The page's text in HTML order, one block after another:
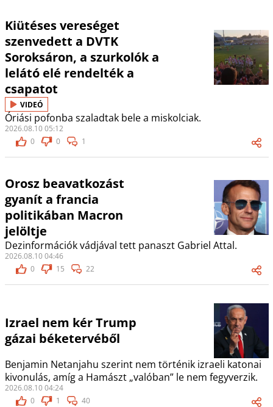
Kiütéses vereséget
szenvedett a DVTK
Soroksáron, a szurkolók a
lelátó elé rendelték a
csapatot
VIDEÓ
Óriási pofonba szaladtak bele a miskolciak.
2026.08.10 05:12
0
0 1
Orosz beavatkozást
gyanít a francia
politikában Macron
jelöltje
Dezinformációk vádjával tett panaszt Gabriel Attal.
2026.08.10 04:46
0
15 22
Izrael nem kér Trump
gázai béketervéből
Benjamin Netanjahu szerint nem történik izraeli katonai
kivonulás, amíg a Hamászt „valóban” le nem fegyverzik.
2026.08.10 04:24
0
1 40